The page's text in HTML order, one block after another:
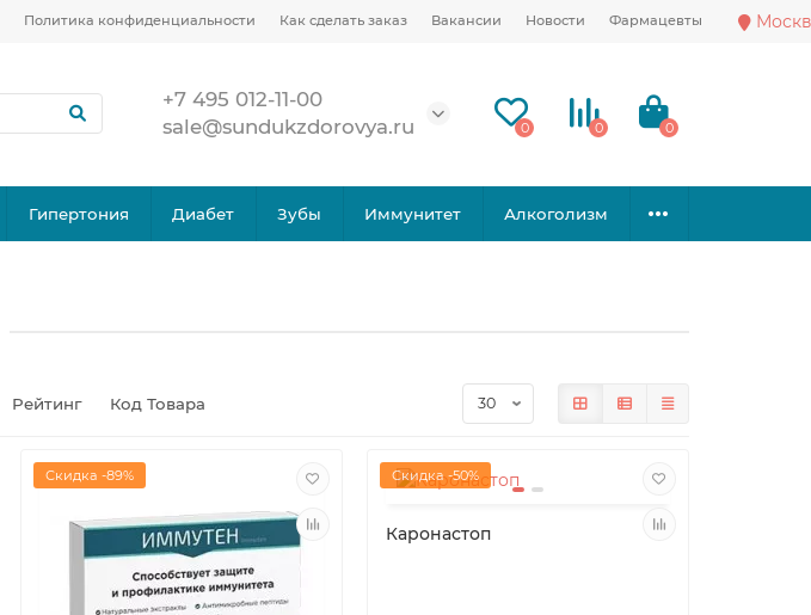
Политика конфиденциальности Как сделать заказ Вакансии Новости Фармацевты
+7 495 012-11-00
sale@sundukzdorovya.ru
0 0 0
Гипертония Диабет Зубы Иммунитет Алкоголизм
Рейтинг Код Товара
Скидка -89% Скидка -50%
Каронастоп